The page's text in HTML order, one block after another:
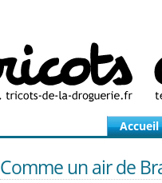
Accueil
Comme un air de